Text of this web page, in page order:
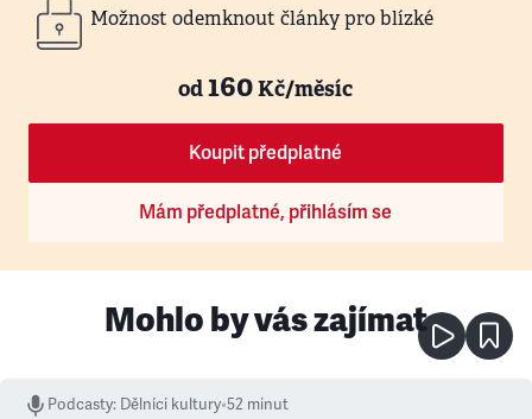
Možnost odemknout články pro blízké
od160Kč/měsíc
Koupit předplatné
Mám předplatné, přihlásím se
Mohlo by vás zajímat
Podcasty: Dělníci kultury•52 minut